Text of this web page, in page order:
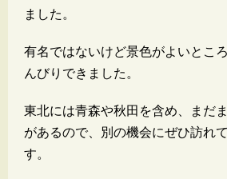
ました。
有名ではないけど景色がよいとこ
んびりできました。
東北には青森や秋田を含め、まだ
があるので、別の機会にぜひ訪れ
す。